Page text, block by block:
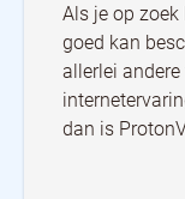
Als je op zoek
goed kan
allerlei
dan is